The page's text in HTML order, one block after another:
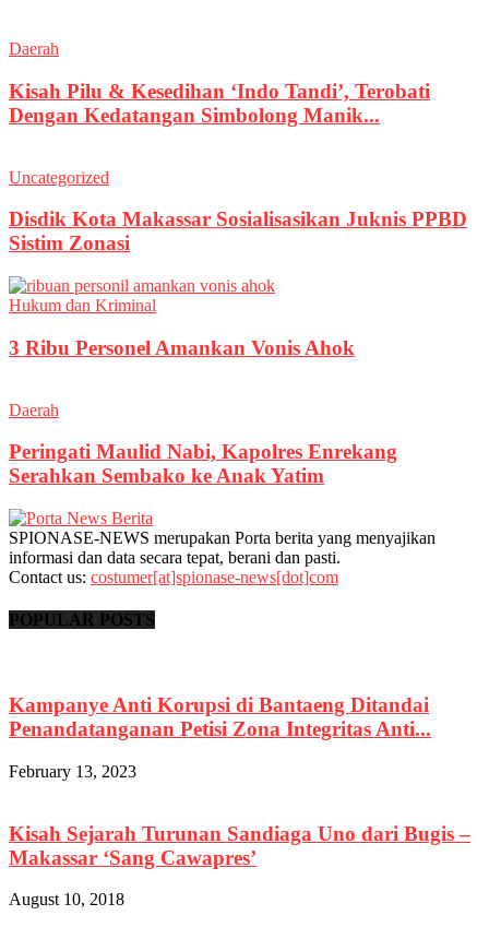
Daerah
Kisah Pilu & Kesedihan ‘Indo Tandi’, Terobati
Dengan Kedatangan Simbolong Manik...
Uncategorized
Disdik Kota Makassar Sosialisasikan Juknis PPBD
Sistim Zonasi
Hukum dan Kriminal
3 Ribu Personel Amankan Vonis Ahok
Daerah
Peringati Maulid Nabi, Kapolres Enrekang
Serahkan Sembako ke Anak Yatim
SPIONASE-NEWS merupakan Porta berita yang menyajikan
informasi dan data secara tepat, berani dan pasti.
Contact us: costumer[at]spionase-news[dot]com
POPULAR POSTS
Kampanye Anti Korupsi di Bantaeng Ditandai
Penandatanganan Petisi Zona Integritas Anti...
February 13, 2023
Kisah Sejarah Turunan Sandiaga Uno dari Bugis –
Makassar ‘Sang Cawapres’
August 10, 2018